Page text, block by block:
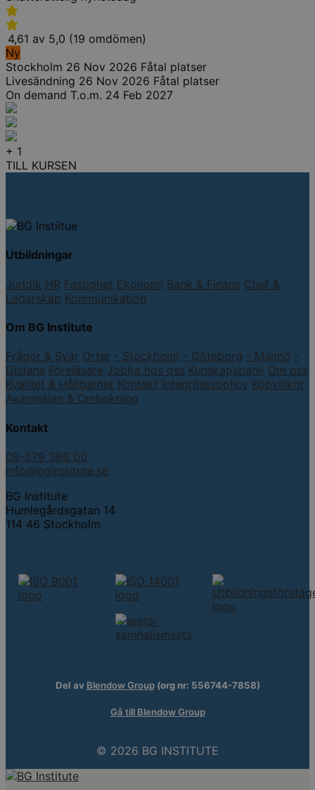
4,61 av 5,0 (19 omdömen)
Ny
Stockholm 26 Nov 2026 Fåtal platser
Livesändning 26 Nov 2026 Fåtal platser
On demand T.o.m. 24 Feb 2027
+ 1
TILL KURSEN
Utbildningar
Juridik HR Fastighet Ekonomi Bank & Finans Chef &
Ledarskap Kommunikation
Om BG Institute
Frågor & Svar Orter - Stockholm - Göteborg - Malmö -
Distans Föreläsare Jobba hos oss Kunskapsbank Om oss
Kvalitet & Hållbarhet Kontakt Integritetspolicy Köpvillkor
Avanmälan & Ombokning
Kontakt
08-579 366 00
info@bginstitute.se
BG Institute
Humlegårdsgatan 14
114 46 Stockholm
Del av Blendow Group(org nr: 556744-7858)
Gå till Blendow Group
© 2026 BG INSTITUTE